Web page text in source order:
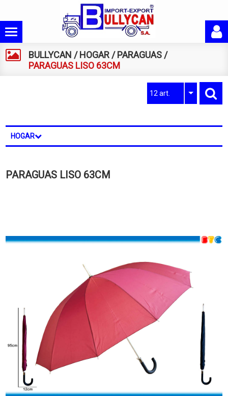
BULLYCAN /HOGAR /PARAGUAS /
PARAGUAS LISO 63CM
12 art.
HOGAR
PARAGUAS LISO 63CM